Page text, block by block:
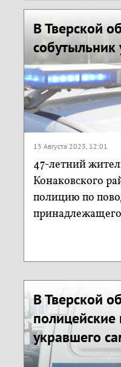
В Тверской
собутыльник
13 Августа 2023, 12:01
47-летний
Конаковского
полицию по
В Тверской
укравшего